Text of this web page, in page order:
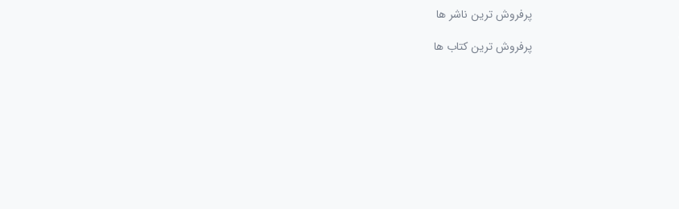
پرفروش ترین ناشر ها
پرفروش ترین کتاب ها